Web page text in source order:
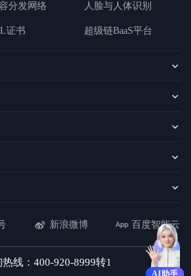
分发网络 人脸与人体识别
证书 超级链BaaS平台
新浪微博 百度智能云
线：400-920-8999转1
AI助手